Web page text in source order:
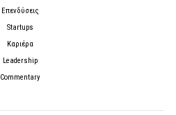
Επενδύσεις
Startups
Καριέρα
Leadership
Commentary